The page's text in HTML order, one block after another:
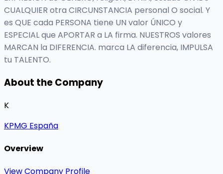
CUALQUIER otra CIRCUNSTANCIA personal O social. Y
es QUE cada PERSONA tiene UN valor ÚNICO y
ESPECIAL que APORTAR a LA firma. NUESTROS valores
MARCAN la DIFERENCIA. marca LA diferencia, IMPULSA
tu TALENTO.
About the Company
K
KPMG España
Overview
View Company Profile